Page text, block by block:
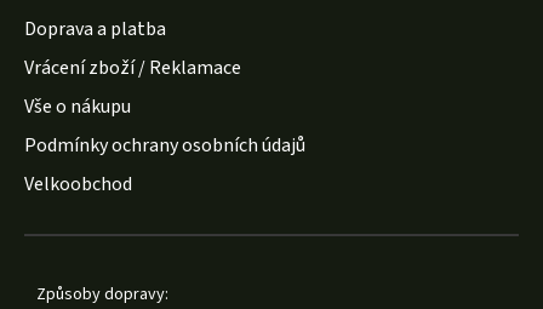
Doprava a platba
Vrácení zboží / Reklamace
Vše o nákupu
Podmínky ochrany osobních údajů
Velkoobchod
Způsoby dopravy: